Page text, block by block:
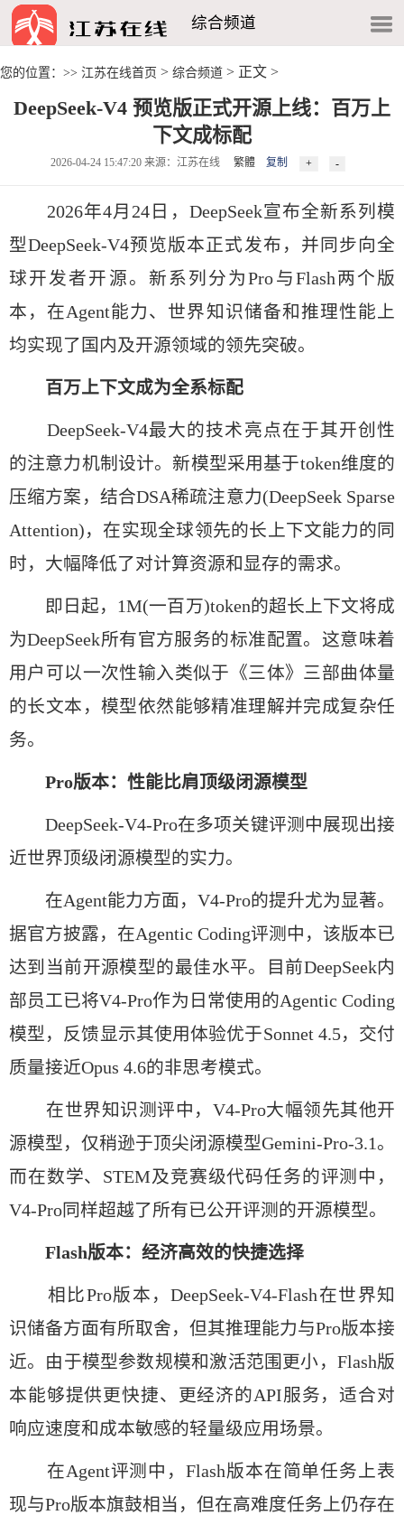
综合频道
您的位置：>> 江苏在线首页 > 综合频道 > 正文 >
DeepSeek-V4 预览版正式开源上线：百万上
下文成标配
2026-04-24 15:47:20 来源：江苏在线 繁體 复制
2026年4月24日，DeepSeek宣布全新系列模
型DeepSeek-V4预览版本正式发布，并同步向全
球开发者开源。新系列分为Pro与Flash两个版
本，在Agent能力、世界知识储备和推理性能上
均实现了国内及开源领域的领先突破。
百万上下文成为全系标配
DeepSeek-V4最大的技术亮点在于其开创性
的注意力机制设计。新模型采用基于token维度的
压缩方案，结合DSA稀疏注意力(DeepSeek Sparse
Attention)，在实现全球领先的长上下文能力的同
时，大幅降低了对计算资源和显存的需求。
即日起，1M(一百万)token的超长上下文将成
为DeepSeek所有官方服务的标准配置。这意味着
用户可以一次性输入类似于《三体》三部曲体量
的长文本，模型依然能够精准理解并完成复杂任
务。
Pro版本：性能比肩顶级闭源模型
DeepSeek-V4-Pro在多项关键评测中展现出接
近世界顶级闭源模型的实力。
在Agent能力方面，V4-Pro的提升尤为显著。
据官方披露，在Agentic Coding评测中，该版本已
达到当前开源模型的最佳水平。目前DeepSeek内
部员工已将V4-Pro作为日常使用的Agentic Coding
模型，反馈显示其使用体验优于Sonnet 4.5，交付
质量接近Opus 4.6的非思考模式。
在世界知识测评中，V4-Pro大幅领先其他开
源模型，仅稍逊于顶尖闭源模型Gemini-Pro-3.1。
而在数学、STEM及竞赛级代码任务的评测中，
V4-Pro同样超越了所有已公开评测的开源模型。
Flash版本：经济高效的快捷选择
相比Pro版本，DeepSeek-V4-Flash在世界知
识储备方面有所取舍，但其推理能力与Pro版本接
近。由于模型参数规模和激活范围更小，Flash版
本能够提供更快捷、更经济的API服务，适合对
响应速度和成本敏感的轻量级应用场景。
在Agent评测中，Flash版本在简单任务上表
现与Pro版本旗鼓相当，但在高难度任务上仍存在